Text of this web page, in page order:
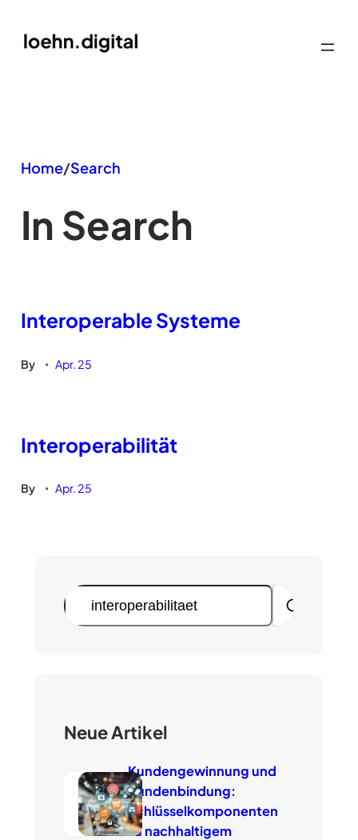
Inhalt
Home/Search
In Search
Interoperable Systeme
By • Apr. 25
Interoperabilität
By • Apr. 25
S
u
Neue Artikel
Kundengewinnung und
Kundenbindung:
Schlüsselkomponenten
zu nachhaltigem